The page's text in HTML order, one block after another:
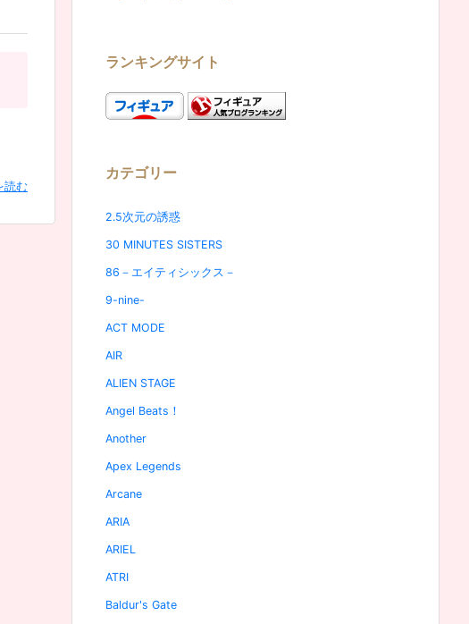
読む
ランキングサイト
カテゴリー
2.5次元の誘惑
30 MINUTES SISTERS
86－エイティシックス－
9-nine-
ACT MODE
AIR
ALIEN STAGE
Angel Beats！
Another
Apex Legends
Arcane
ARIA
ARIEL
ATRI
Baldur's Gate